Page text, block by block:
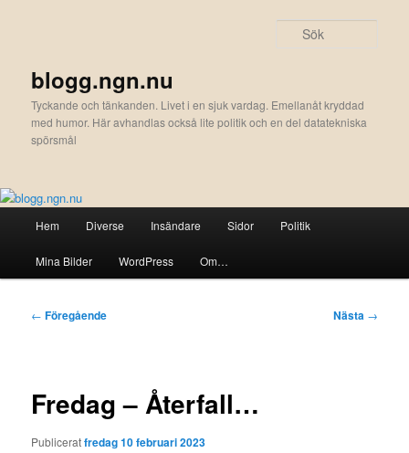
blogg.ngn.nu
Tyckande och tänkanden. Livet i en sjuk vardag. Emellanåt kryddad
med humor. Här avhandlas också lite politik och en del datatekniska
spörsmål
Hem Diverse Insändare Sidor Politik
Mina Bilder WordPress Om…
Inläggsnavigering
← Föregående Nästa →
Fredag – Återfall…
Publiceratfredag 10 februari 2023